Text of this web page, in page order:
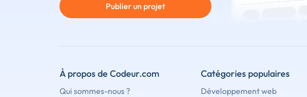
Publier un projet
À propos de Codeur.com
Qui sommes-nous ?
Catégories populaires
Développement web